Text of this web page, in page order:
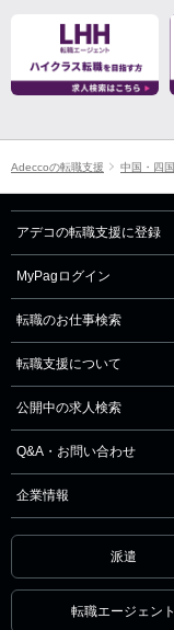
Adeccoの転職支援 中国・四国
アデコの転職支援に登録
MyPagログイン
転職のお仕事検索
転職支援について
公開中の求人検索
Q&A・お問い合わせ
企業情報
派遣
転職エージェント